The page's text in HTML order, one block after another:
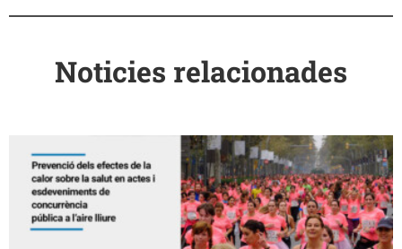
Noticies relacionades